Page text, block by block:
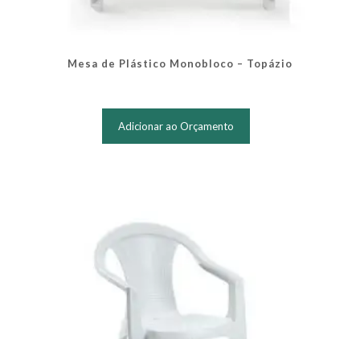
Mesa de Plástico Monobloco – Topázio
Adicionar ao Orçamento